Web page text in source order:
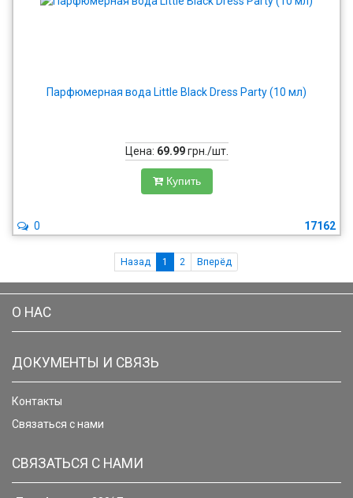
Парфюмерная вода Little Black Dress Party (10 мл)
Цена: 69.99грн./шт.
Купить
17162
0
Назад 1 2 Вперёд
О НАС
ДОКУМЕНТЫ И СВЯЗЬ
Контакты
Связаться с нами
СВЯЗАТЬСЯ С НАМИ